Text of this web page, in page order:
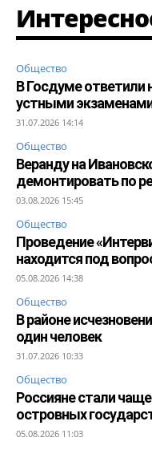
Общество
В Госдуме ответили
устными
31.07.2026 14:14
Общество
Веранду на
демонтировать по
03.08.2026 15:45
Общество
Проведение
находится под
05.08.2026 14:38
Общество
В районе
один человек
31.07.2026 10:33
Общество
Россияне стали
островных
05.08.2026 11:03